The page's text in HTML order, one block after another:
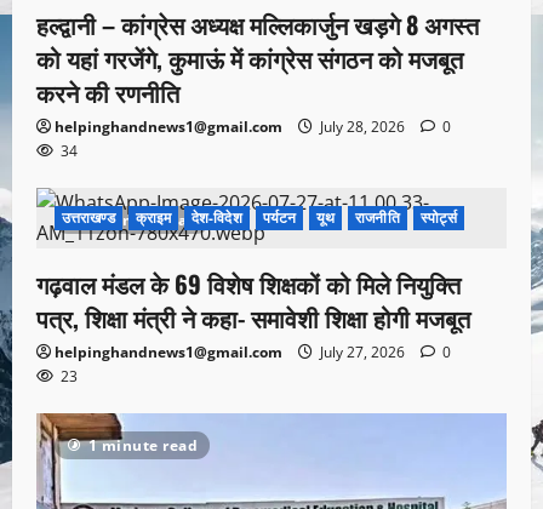
हल्द्वानी – कांग्रेस अध्यक्ष मल्लिकार्जुन खड़गे 8 अगस्त
को यहां गरजेंगे, कुमाऊं में कांग्रेस संगठन को मजबूत
करने की रणनीति
helpinghandnews1@gmail.com July 28, 2026
0
34
1 minute read
उत्तराखण्ड क्राइम देश-विदेश पर्यटन यूथ राजनीति स्पोर्ट्स
गढ़वाल मंडल के 69 विशेष शिक्षकों को मिले नियुक्ति
पत्र, शिक्षा मंत्री ने कहा- समावेशी शिक्षा होगी मजबूत
helpinghandnews1@gmail.com July 27, 2026
0
23
1 minute read